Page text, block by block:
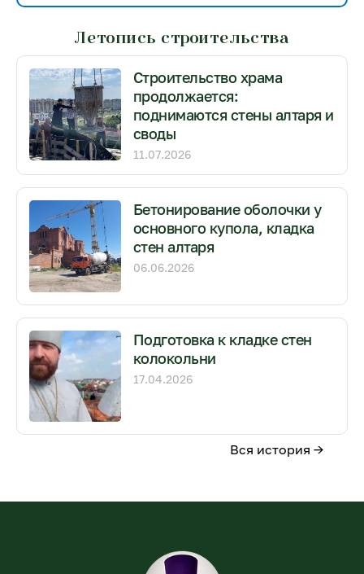
Летопись строительства
Строительство храма
продолжается:
поднимаются стены алтаря и
своды
11.07.2026
Бетонирование оболочки у
основного купола, кладка
стен алтаря
06.06.2026
Подготовка к кладке стен
колокольни
17.04.2026
Вся история →